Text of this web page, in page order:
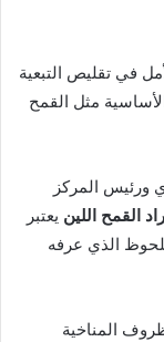
في تقليص التبعية
مثل القمح
ورئيس المركز
القمح اللين يعتبر
الذي عرفه
المناخية